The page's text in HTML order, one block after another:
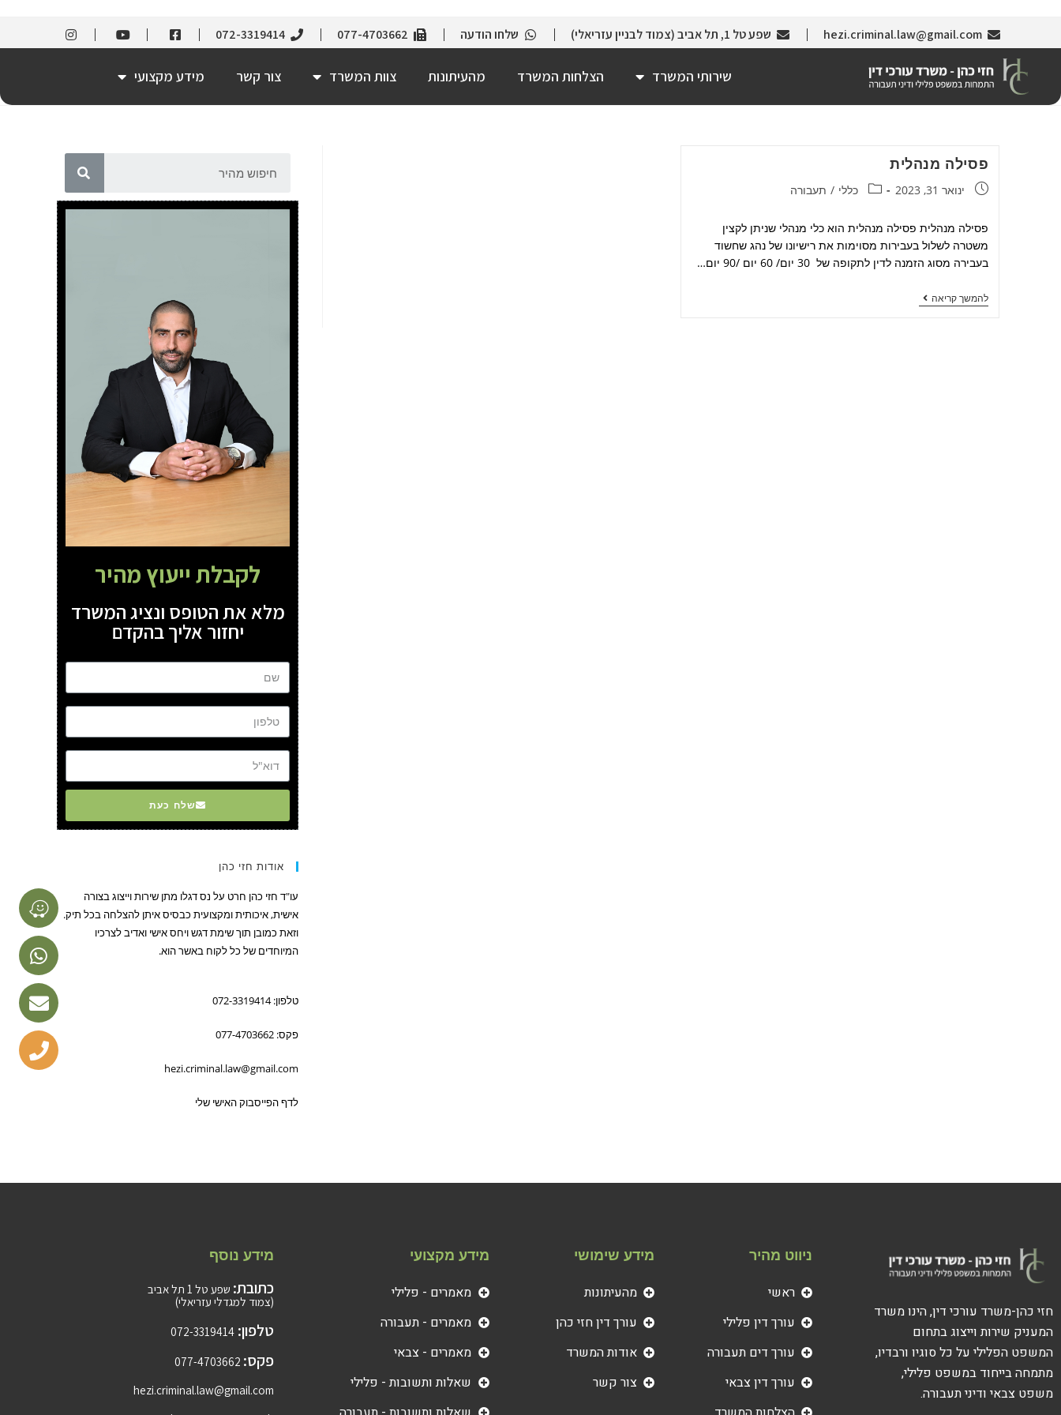
hezi.criminal.law@gmail.com שפע טל 1, תל אביב (צמוד לבניין עזריאלי) שלחו הודעה 077-4703662
072-3319414
שירותי המשרד הצלחות המשרד מהעיתונות צוות המשרד צור קשר מידע מקצועי
פסילה מנהלית
ינואר 31, 2023 כללי / תעבורה
פסילה מנהלית פסילה מנהלית הוא כלי מנהלי שניתן לקצין
משטרה לשלול בעבירות מסוימות את רישיונו של נהג שחשוד
בעבירה מסוג הזמנה לדין לתקופה של 30 יום/ 60 יום /90 יום…
להמשך קריאה
לקבלת ייעוץ מהיר
מלא את הטופס ונציג המשרד
יחזור אליך בהקדם
שלח כעת
אודות חזי כהן
עו"ד חזי כהן חרט על נס דגלו מתן שירות וייצוג בצורה
אישית, איכותית ומקצועית כבסיס איתן להצלחה בכל תיק.
וזאת כמובן תוך שימת דגש ויחס אישי ואדיב לצרכיו
המיוחדים של כל לקוח באשר הוא.
טלפון: 072-3319414
פקס: 077-4703662
hezi.criminal.law@gmail.com
לדף הפייסבוק האישי שלי
חזי כהן-משרד עורכי דין, הינו משרד
המעניק שירות וייצוג בתחום
המשפט הפלילי על כל סוגיו ורבדיו,
מתמחה בייחוד במשפט פלילי,
משפט צבאי ודיני תעבורה.
ניווט מהיר
ראשי
עורך דין פלילי
עורך דים תעבורה
עורך דין צבאי
מידע שימושי
מהעיתונות
עורך דין חזי כהן
אודות המשרד
צור קשר
מידע מקצועי
מאמרים - פלילי
מאמרים - תעבורה
מאמרים - צבאי
שאלות ותשובות - פלילי
מידע נוסף
כתובת:
שפע טל 1 תל אביב
(צמוד למגדלי עזריאלי)
טלפון: 072-3319414
פקס:
hezi.criminal.law@gmail.com